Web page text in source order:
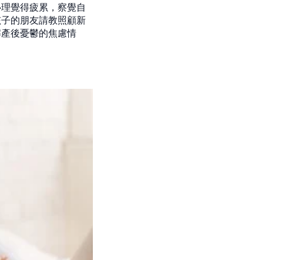
覺得疲累，察覺自
的朋友請教照顧新
後憂鬱的焦慮情